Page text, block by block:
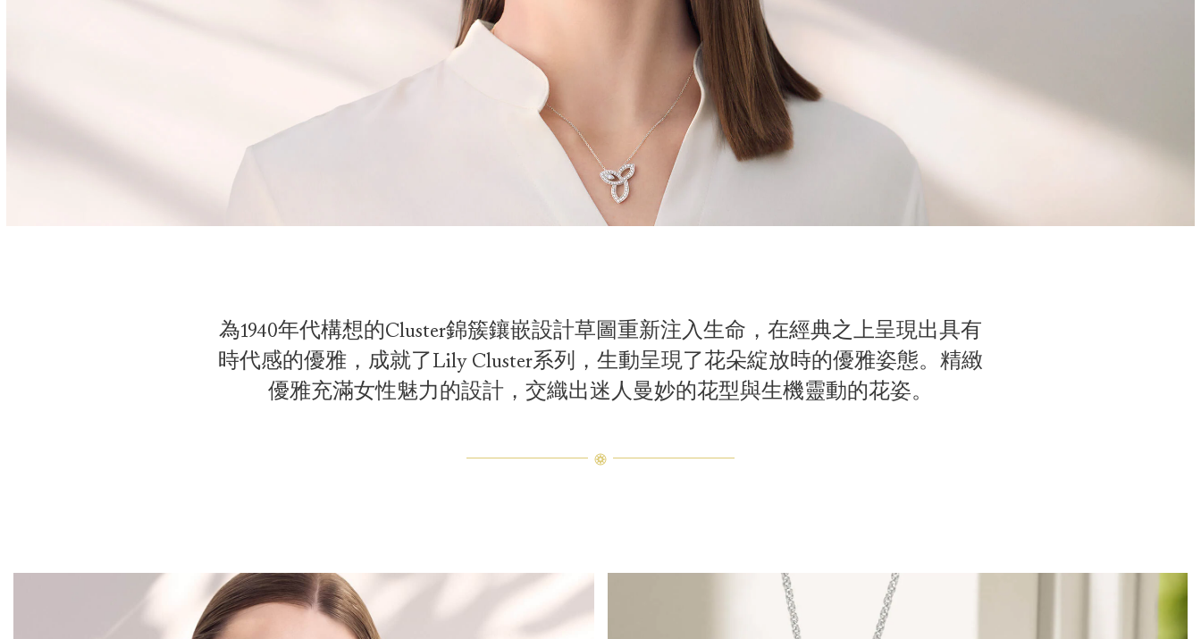
為1940年代構想的Cluster錦簇鑲嵌設計草圖重新注入生命，在經典之上呈現出具有
時代感的優雅，成就了Lily Cluster系列，生動呈現了花朵綻放時的優雅姿態。精緻
優雅充滿女性魅力的設計，交織出迷人曼妙的花型與生機靈動的花姿。